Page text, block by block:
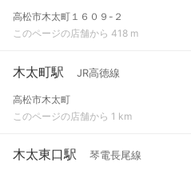
高松市木太町１６０９-２
このページの店舗から 418 m
木太町駅 JR高徳線
高松市木太町
このページの店舗から 1 km
木太東口駅 琴電長尾線